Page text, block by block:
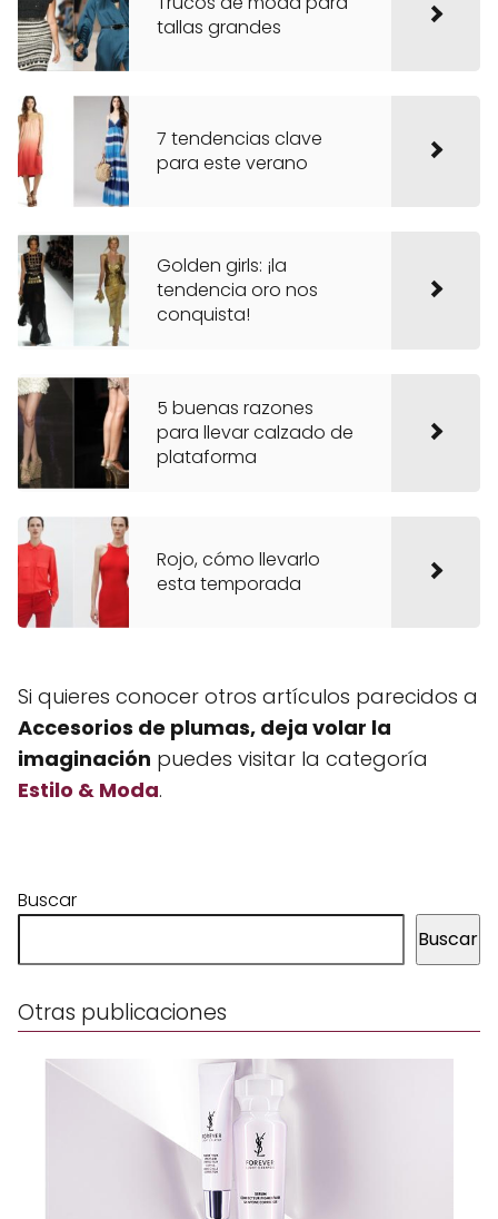
tallas grandes
7 tendencias clave
para este verano
Golden girls: ¡la
tendencia oro nos
conquista!
5 buenas razones
para llevar calzado de
plataforma
Rojo, cómo llevarlo
esta temporada
Si quieres conocer otros artículos parecidos a
Accesorios de plumas, deja volar la
imaginación puedes visitar la categoría
Estilo & Moda.
Buscar
Buscar
Otras publicaciones